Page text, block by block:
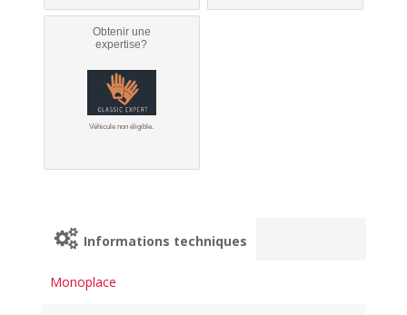
Obtenir une
expertise?
Véhicule non éligible.
Informations techniques
Monoplace